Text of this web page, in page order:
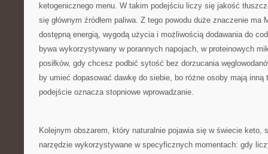
ketogenicznego menu. W takim podejściu liczy się jakość
się głównym źródłem paliwa. Z tego powodu duże znaczenie
dostępną energią, wygodą użycia i możliwością dodawania do
bywa wykorzystywany w porannych napojach, w proteinowych
posiłków, gdy chcesz podbić sytość bez dorzucania
by umieć dopasować dawkę do siebie, bo różne osoby mają inną
podejście oznacza stopniowe wprowadzanie.
Kolejnym obszarem, który naturalnie pojawia się w świecie keto,
narzędzie wykorzystywane w specyficznych momentach: gdy